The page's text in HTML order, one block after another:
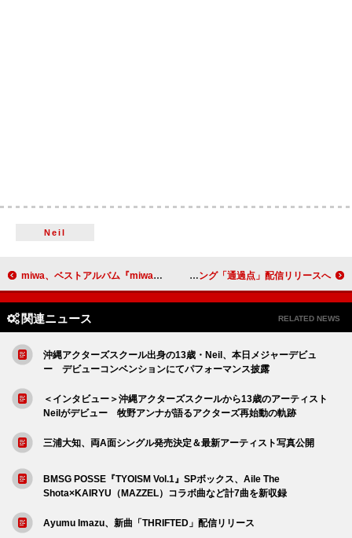
Neil
miwa、ベストアルバム『miwa』収録曲を発表 ライブ映像のプレミア公開＆“副音声トーク”も決定 森 大翔、ポジティブなメッセージを込めた「はたちの献血」新CMソング「通過点」配信リリースへ
関連ニュース RELATED NEWS
沖縄アクターズスクール出身の13歳・Neil、本日メジャーデビュ
ー デビューコンベンションにてパフォーマンス披露
＜インタビュー＞沖縄アクターズスクールから13歳のアーティスト
Neilがデビュー 牧野アンナが語るアクターズ再始動の軌跡
三浦大知、両A面シングル発売決定＆最新アーティスト写真公開
BMSG POSSE『TYOISM Vol.1』SPボックス、Aile The
Shota×KAIRYU（MAZZEL）コラボ曲など計7曲を新収録
Ayumu Imazu、新曲「THRIFTED」配信リリース